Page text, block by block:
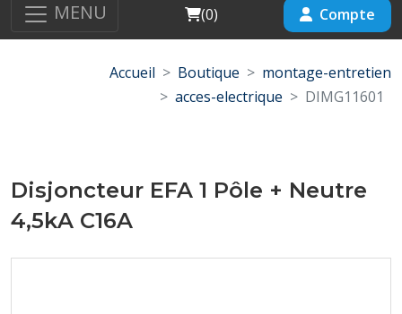
MENU Cart
(0) Compte
Accueil Boutique
montage-entretien
acces-electrique
DIMG11601
Disjoncteur EFA 1 Pôle + Neutre
4,5kA C16A